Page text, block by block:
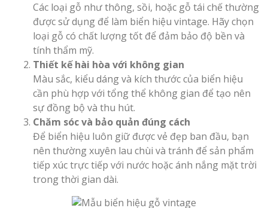
Các loại gỗ như thông, sồi, hoặc gỗ tái chế thường
được sử dụng để làm biển hiệu vintage. Hãy chọn
loại gỗ có chất lượng tốt để đảm bảo độ bền và
tính thẩm mỹ.
Thiết kế hài hòa với không gian
Màu sắc, kiểu dáng và kích thước của biển hiệu
cần phù hợp với tổng thể không gian để tạo nên
sự đồng bộ và thu hút.
Chăm sóc và bảo quản đúng cách
Để biển hiệu luôn giữ được vẻ đẹp ban đầu, bạn
nên thường xuyên lau chùi và tránh để sản phẩm
tiếp xúc trực tiếp với nước hoặc ánh nắng mặt trời
trong thời gian dài.